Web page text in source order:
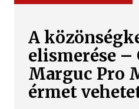
A
elismerése –
Marguc Pro
érmet